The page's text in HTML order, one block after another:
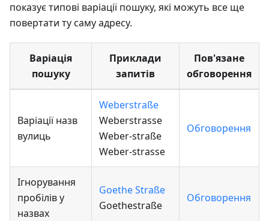
показує типові варіації пошуку, які можуть все ще
повертати ту саму адресу.
Варіація
пошуку
Приклади
запитів
Пов'язане
обговорення
Варіації назв
вулиць
Weberstraße
Weberstrasse
Weber-straße
Weber-strasse
Обговорення
Ігнорування
пробілів у
назвах
Goethe Straße
Goethestraße
Обговорення